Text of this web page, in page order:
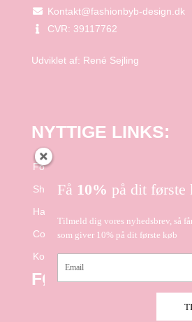
Kontakt@fashionbyb-design.dk
CVR: 39117762
Udviklet af: René Sejling
NYTTIGE LINKS:
Forside
Shop
Handelsbetingelser
Cookie- og Privatlivspolitik
Kontakt
FØLG OS PÅ
Få 10% på dit første
Tilmeld dig vores nyhedsbrev, så
som giver 10% på dit første køb
Email